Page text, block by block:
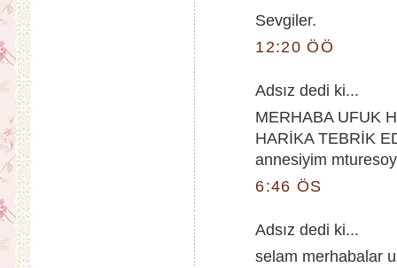
Sevgiler.
12:20 ÖÖ
Adsız dedi ki...
MERHABA UFUK
HARİKA TEBRİK
annesiyim
6:46 ÖS
Adsız dedi ki...
selam merhabalar